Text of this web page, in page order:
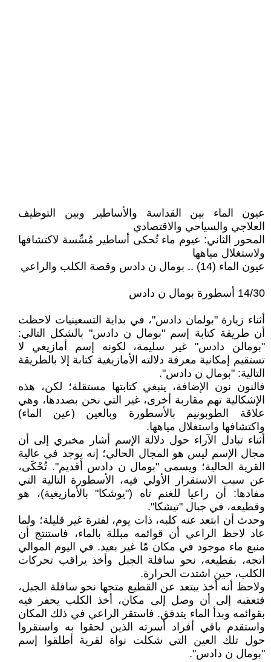
عيون الماء بين القداسة والأساطير وبين التوظيف
العلاجي والسياحي والاقتصادي
المحور الثاني: عيوم ماء تُحكى أساطير مُسِّسة لاكتشافها
ولاستغلال مياهها
عيون الماء (14) .. بومال ن دادس وقصة الكلب والراعي
14/30 أسطورة بومال ن دادس
أثناء زيارة "بولمان دادس"، في بداية التسعينيات لاحظت
أن طريقة كتابة إسم "بومال ن دادس" بالشكل التالي:
"بومالن دادس" غير سليمة، لكونه إسم أمازيغي لا
تستقيم إمكانية معرفة دلالته الأمازيغية كتابة إلا بالطريقة
التالية: "بومال ن دادس".
فالنون نون الإضافة، ينبغي كتابتها مستقلة؛ لكن، هذه
الإشكالية تهم مقاربة أخرى، غير التي نحن بصددها، وهي
علاقة الطوبونيم بالأسطورة وبالعين (عين الماء)
واكتشافها واستغلال مياهها.
أثناء تبادل الآراء حول دلالة الإسم أشار مخبري إلى أن
مجال الإسم ليس هو المجال الحالي؛ إنه يوجد في عالية
القرية الحالية؛ ويسمى "بومال ن دادس أقديم". تُحْكَى،
عن سبب الاستقرار الأولي فيه، الأسطورة التالية التي
مفادها: أن راعيا للغنم تاه ("يوشكا" بالأمازيغية)، هو
وقطيعه، في جبال "تيشكا".
وحدث أن ابتعد عنه كلبه، ذات يوم، لفترة غير قليلة؛ ولما
عاد لاحظ الراعي أن قوائمه مبللة بالماء، فاستنتج أن
منبع ماء موجود في مكان مّا غير بعيد. في اليوم الموالي
اتجه، بقطيعه، نحو سافلة الجبل وأخذ يراقب تحركات
الكلب، حين اشتدت الحرارة.
ولاحظ أنه أخذ يبتعد عن القطيع متجها نحو سافلة الجبل،
فتعقبه إلى أن وصل إلى مكان، أخذ الكلب يحفر فيه
بقوائمه وبدأ الماء يتدفق. فاستقر الراعي في ذلك المكان
واستقدم باقي أفراد أسرته الذين لحقوا به واستقروا
حول تلك العين التي شكلت نواة لقرية أطلقوا إسم
"بومال ن دادس".